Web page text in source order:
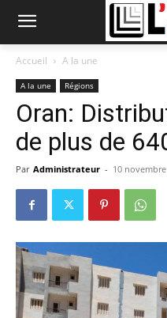
Accueil A la une
A la une Régions
Oran:
de plus de
Par Administrateur - 10